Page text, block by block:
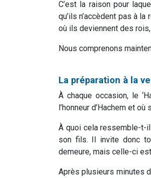
C’est la raison pour
qu’ils n’accèdent pas à
où ils deviennent des
Nous comprenons
La préparation à la
À chaque occasion, le
l’honneur d’Hachem et
À quoi cela ressemble-t-
son fils. Il invite donc
demeure, mais celle-ci
Après plusieurs minutes